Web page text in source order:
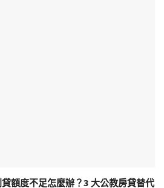
額度不足怎麼辦？3 大公教房貸替代